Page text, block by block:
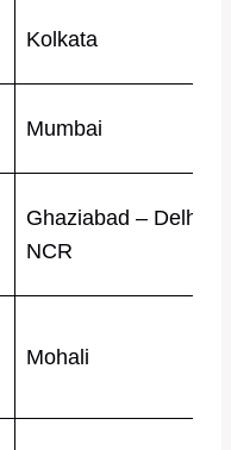
Kolkata
Mumbai
Ghaziabad – Delhi/
NCR
Mohali